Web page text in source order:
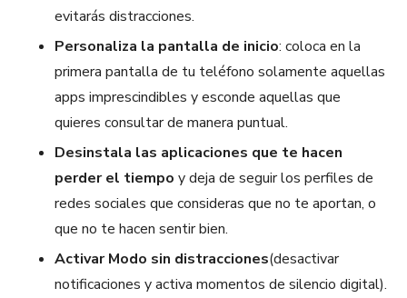
evitarás distracciones.
Personaliza la pantalla de inicio: coloca en la
primera pantalla de tu teléfono solamente aquellas
apps imprescindibles y esconde aquellas que
quieres consultar de manera puntual.
Desinstala las aplicaciones que te hacen
perder el tiempo y deja de seguir los perfiles de
redes sociales que consideras que no te aportan, o
que no te hacen sentir bien.
Activar Modo sin distracciones(desactivar
notificaciones y activa momentos de silencio digital).